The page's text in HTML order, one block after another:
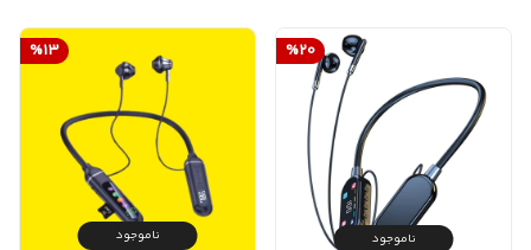
%20
ناموجود
%13
ناموجود